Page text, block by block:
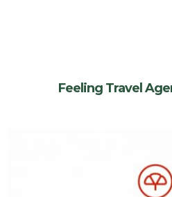
Feeling Travel